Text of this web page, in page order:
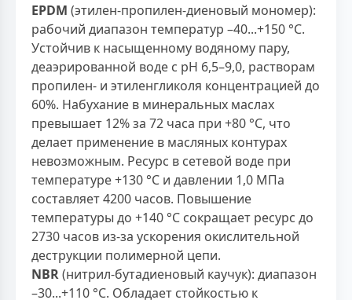
EPDM (этилен-пропилен-диеновый мономер):
рабочий диапазон температур –40...+150 °С.
Устойчив к насыщенному водяному пару,
деаэрированной воде с рН 6,5–9,0, растворам
пропилен- и этиленгликоля концентрацией до
60%. Набухание в минеральных маслах
превышает 12% за 72 часа при +80 °С, что
делает применение в масляных контурах
невозможным. Ресурс в сетевой воде при
температуре +130 °С и давлении 1,0 МПа
составляет 4200 часов. Повышение
температуры до +140 °С сокращает ресурс до
2730 часов из-за ускорения окислительной
деструкции полимерной цепи.
NBR(нитрил-бутадиеновый каучук): диапазон
–30...+110 °С. Обладает стойкостью к